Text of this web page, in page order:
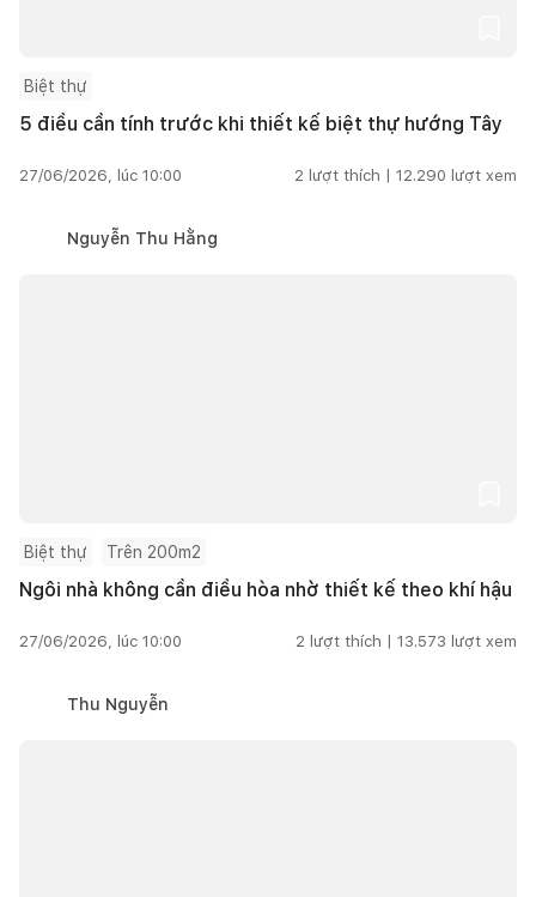
Biệt thự
5 điều cần tính trước khi thiết kế biệt thự hướng Tây
27/06/2026, lúc 10:00 2 lượt thích | 12.290 lượt xem
Nguyễn Thu Hằng
Biệt thự Trên 200m2
Ngôi nhà không cần điều hòa nhờ thiết kế theo khí hậu
27/06/2026, lúc 10:00 2 lượt thích | 13.573 lượt xem
Thu Nguyễn